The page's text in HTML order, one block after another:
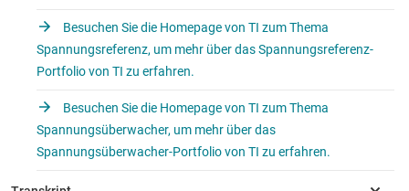
Besuchen Sie die Homepage von TI zum Thema
Spannungsreferenz, um mehr über das Spannungsreferenz-
Portfolio von TI zu erfahren.
Besuchen Sie die Homepage von TI zum Thema
Spannungsüberwacher, um mehr über das
Spannungsüberwacher-Portfolio von TI zu erfahren.